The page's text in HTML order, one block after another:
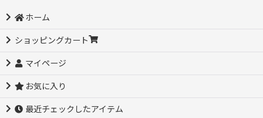
ホーム
ショッピングカート
マイページ
お気に入り
最近チェックしたアイテム